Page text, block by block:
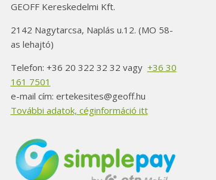
werden
GEOFF Kereskedelmi Kft.
2142 Nagytarcsa, Naplás u.12. (MO 58-
as lehajtó)
Telefon: +36 20 322 32 32 vagy +36 30
161 7501
e-mail cím: ertekesites@geoff.hu
További adatok, céginformáció itt